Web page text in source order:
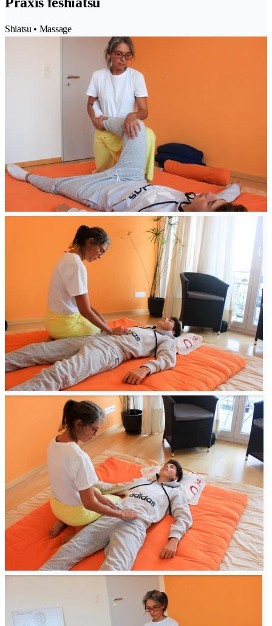
Shiatsu • Massage